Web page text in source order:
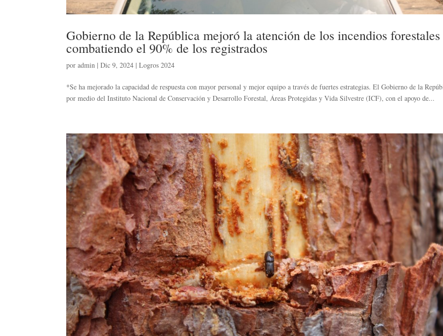
Gobierno de la República mejoró la atención de los incendios forestales
combatiendo el 90% de los registrados
poradmin |Dic 9, 2024 |Logros 2024
*Se ha mejorado la capacidad de respuesta con mayor personal y mejor equipo a través de fuertes estrategias. El Gobierno de la
por medio del Instituto Nacional de Conservación y Desarrollo Forestal, Áreas Protegidas y Vida Silvestre (ICF), con el apoyo de...